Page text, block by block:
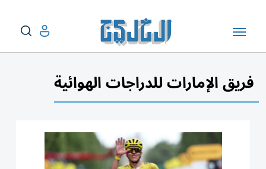
فريق الإمارات للدراجات الهوائية